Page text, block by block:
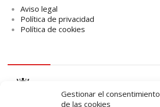
Gestionar el consentimiento
de las cookies
Aviso legal
Política de privacidad
Política de cookies